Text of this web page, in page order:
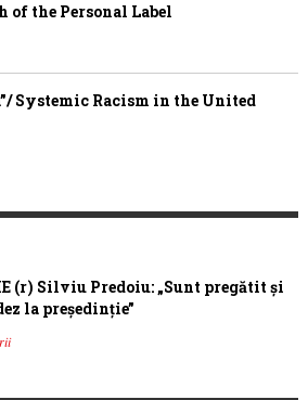
the Personal Label
Systemic Racism in the United
(r) Silviu Predoiu: „Sunt pregătit și
la președinție”